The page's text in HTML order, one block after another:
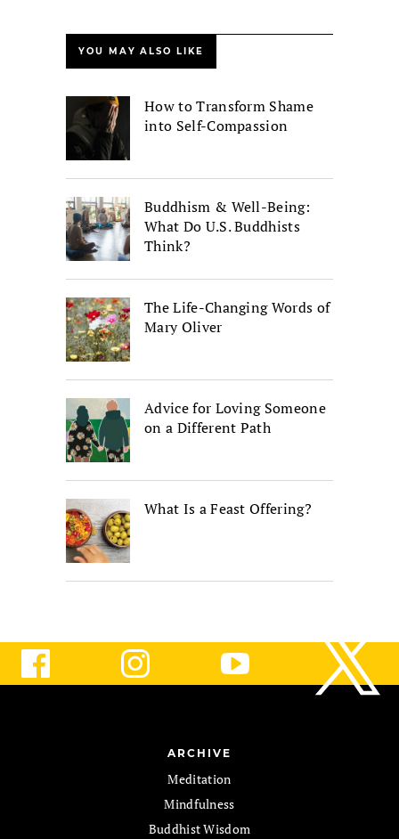
YOU MAY ALSO LIKE
How to Transform Shame
into Self-Compassion
Buddhism & Well-Being:
What Do U.S. Buddhists
Think?
The Life-Changing Words of
Mary Oliver
Advice for Loving Someone
on a Different Path
What Is a Feast Offering?
ARCHIVE
Meditation
Mindfulness
Buddhist Wisdom